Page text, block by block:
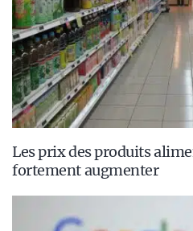
Les prix des produits
fortement augmenter